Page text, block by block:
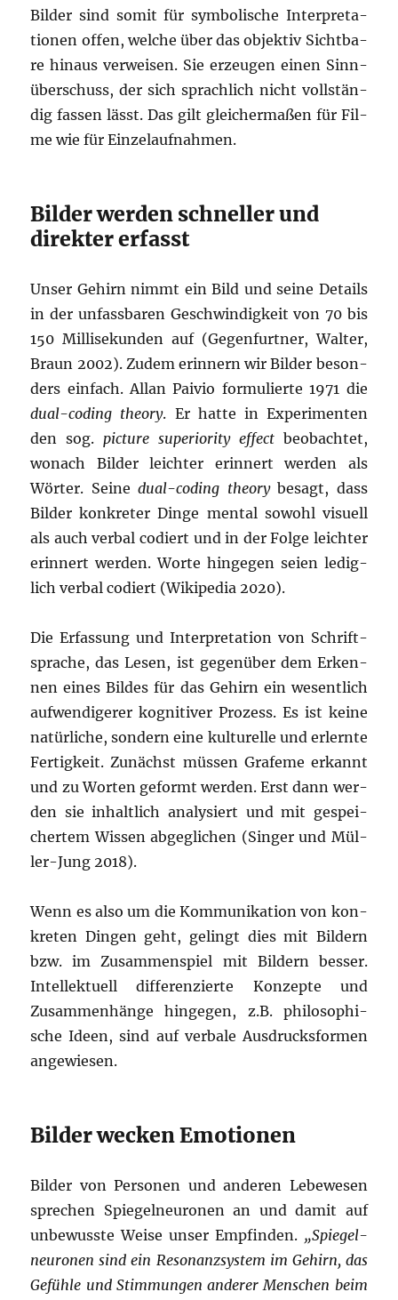
Bil­der sind somit für sym­bo­li­sche Inter­pre­ta­
tio­nen offen, wel­che über das objek­tiv Sicht­ba­
re hin­aus ver­wei­sen. Sie erzeu­gen einen Sinn­
über­schuss, der sich sprach­lich nicht voll­stän­
dig fas­sen lässt. Das gilt glei­cher­ma­ßen für Fil­
me wie für Einzelaufnahmen.
Bilder werden schneller und
direkter erfasst
Unser Gehirn nimmt ein Bild und sei­ne Details
in der unfass­ba­ren Geschwin­dig­keit von 70 bis
150 Mil­li­se­kun­den auf (Gegen­furt­ner, Wal­ter,
Braun 2002). Zudem erin­nern wir Bil­der beson­
ders ein­fach. Allan Pai­vio for­mu­lier­te 1971 die
dual-coding theo­ry. Er hat­te in Expe­ri­men­ten
den sog.pic­tu­re supe­rio­ri­ty effectbeob­ach­tet,
wonach Bil­der leich­ter erin­nert wer­den als
Wör­ter. Sei­nedual-coding theo­rybesagt, dass
Bil­der kon­kre­ter Din­ge men­tal sowohl visu­ell
als auch ver­bal codiert und in der Fol­ge leich­ter
erin­nert wer­den. Wor­te hin­ge­gen sei­en ledig­
lich ver­bal codiert (Wiki­pe­dia 2020).
Die Erfas­sung und Inter­pre­ta­ti­on von Schrift­
spra­che, das Lesen, ist gegen­über dem Erken­
nen eines Bil­des für das Gehirn ein wesent­lich
auf­wen­di­ge­rer kogni­ti­ver Pro­zess. Es ist kei­ne
natür­li­che, son­dern eine kul­tu­rel­le und erlern­te
Fer­tig­keit. Zunächst müs­sen Gra­feme erkannt
und zu Wor­ten geformt wer­den. Erst dann wer­
den sie inhalt­lich ana­ly­siert und mit gespei­
cher­tem Wis­sen abge­gli­chen (Sin­ger und Mül­
ler-Jung 2018).
Wenn es also um die Kom­mu­ni­ka­ti­on von kon­
kre­ten Din­gen geht, gelingt dies mit Bil­dern
bzw. im Zusam­men­spiel mit Bil­dern bes­ser.
Intel­lek­tu­ell dif­fe­ren­zier­te Kon­zep­te und
Zusam­men­hän­ge hin­ge­gen, z.B. phi­lo­so­phi­
sche Ideen, sind auf ver­ba­le Aus­drucks­for­men
angewiesen.
Bilder wecken Emotionen
Bil­der von Per­so­nen und ande­ren Lebe­we­sen
spre­chen Spie­gel­neu­ro­nen an und damit auf
unbe­wuss­te Wei­se unser Emp­fin­den. „Spie­gel­
neu­ro­nen sind ein Reso­nanz­sys­tem im Gehirn, das
Gefüh­le und Stim­mun­gen ande­rer Men­schen beim